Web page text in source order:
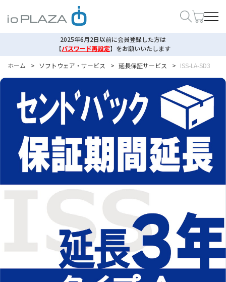
2025年6月2日以前に会員登録した方は
【パスワード再設定】 をお願いいたします
ホーム
> ソフトウェア・サービス > 延長保証サービス > ISS-LA-SD3